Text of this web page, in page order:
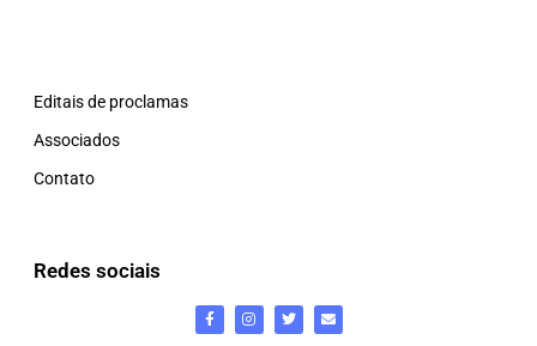
Editais de proclamas
Associados
Contato
Redes sociais